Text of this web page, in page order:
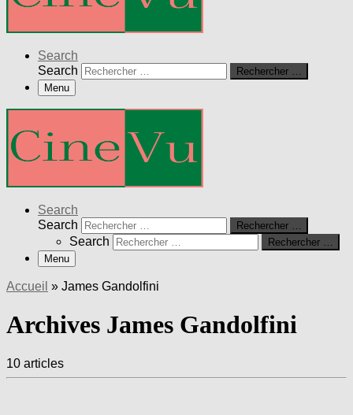
Search
Search
Rechercher …
Menu
Search
Search
Rechercher …
Search
Rechercher …
Menu
Accueil » James Gandolfini
Archives James Gandolfini
10 articles